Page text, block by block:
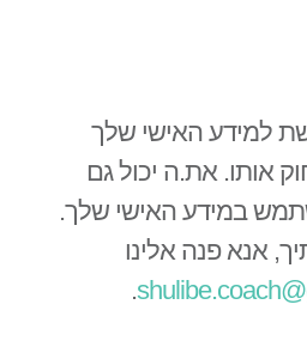
למידע האישי שלך
אותו. את.ה יכול גם
במידע האישי שלך.
אנא פנה אלינו
.